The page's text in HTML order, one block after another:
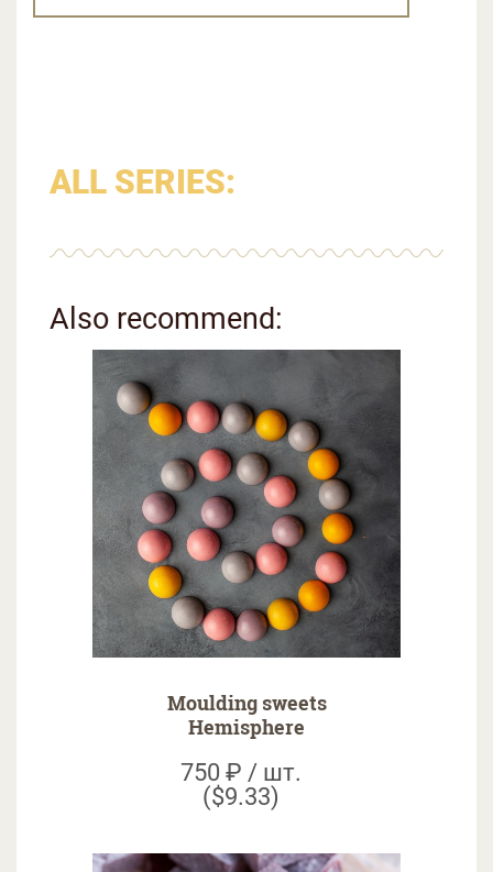
ALL SERIES:
Also recommend:
Moulding sweets
Hemisphere
750 ₽ / шт.
($9.33)